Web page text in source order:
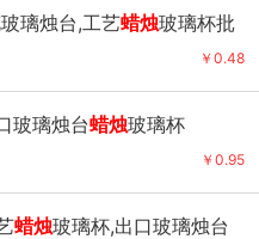
璃烛台,工艺蜡烛玻璃杯批
￥0.48
玻璃烛台蜡烛玻璃杯
￥0.95
蜡烛玻璃杯,出口玻璃烛台